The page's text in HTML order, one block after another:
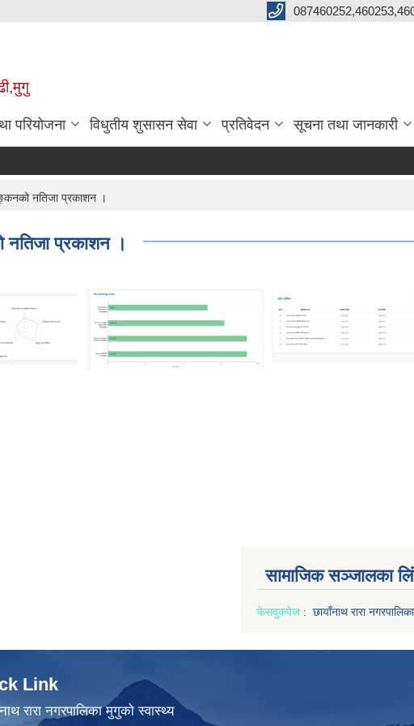
परियोजना विधुतीय शुसासन सेवा प्रतिवेदन सूचना तथा जानकारी
नतिजा प्रकाशन ।
नतिजा प्रकाशन ।
सामाजिक सञ्जालका
फेसवुकपेज : छायाँनाथ रारा
Link
रारा नगरपालिका मुगुको स्वास्थ्य